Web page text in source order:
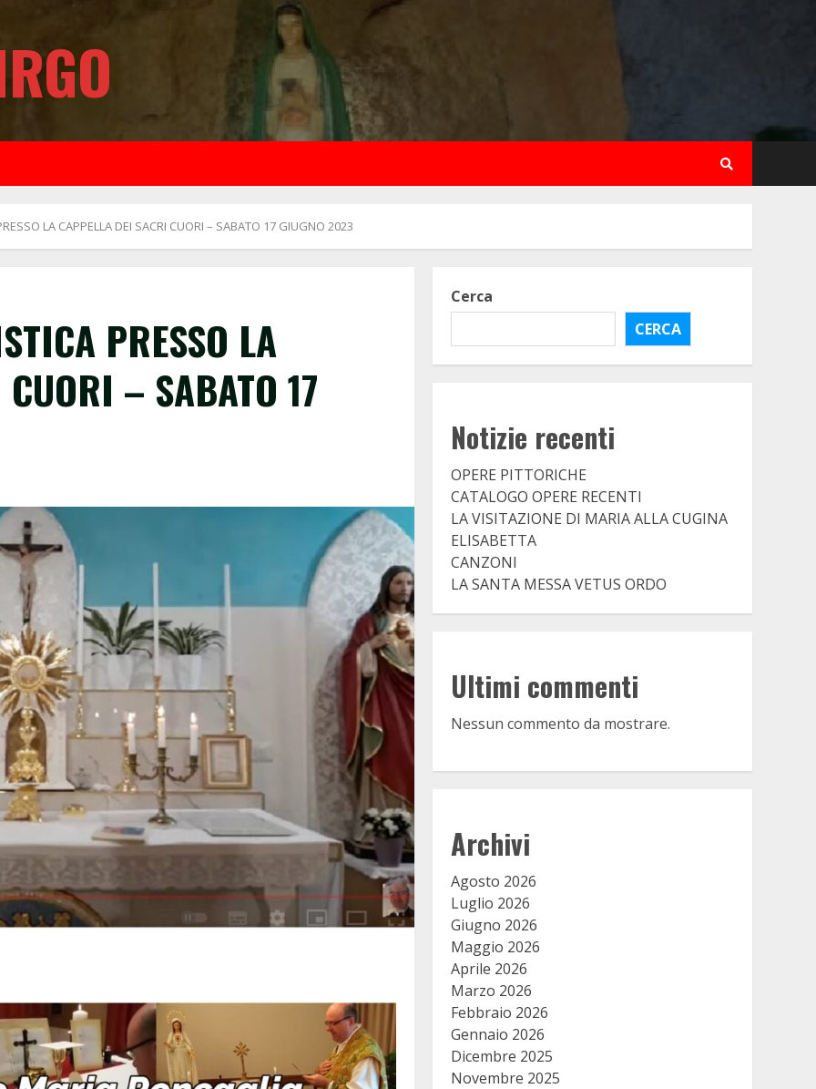
LA CAPPELLA DEI SACRI CUORI – SABATO 17 GIUGNO 2023
PRESSO LA
– SABATO 17
Cerca
CERCA
Notizie recenti
OPERE PITTORICHE
CATALOGO OPERE RECENTI
LA VISITAZIONE DI MARIA ALLA CUGINA
ELISABETTA
CANZONI
LA SANTA MESSA VETUS ORDO
Ultimi commenti
Nessun commento da mostrare.
Archivi
Agosto 2026
Luglio 2026
Giugno 2026
Maggio 2026
Aprile 2026
Marzo 2026
Febbraio 2026
Gennaio 2026
Dicembre 2025
Novembre 2025